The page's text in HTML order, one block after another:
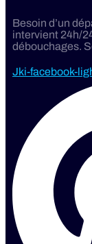
Besoin d’un
intervient 24h/
débouchages.
Jki-facebook-